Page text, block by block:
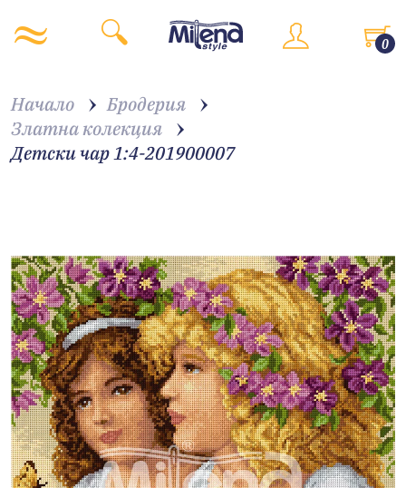
0
Начало
Бродерия
Златна колекция
Детски чар 1:4-201900007